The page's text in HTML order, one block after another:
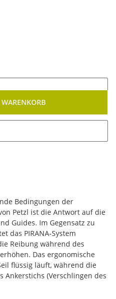
Wählen Sie bitte die
Bedingungen der
Petzl ist die Antwort auf die
Guides. Im Gegensatz zu
das PIRANA-System
Reibung während des
Das ergonomische
flüssig läuft, während die
Ankerstichs (Verschlingen des